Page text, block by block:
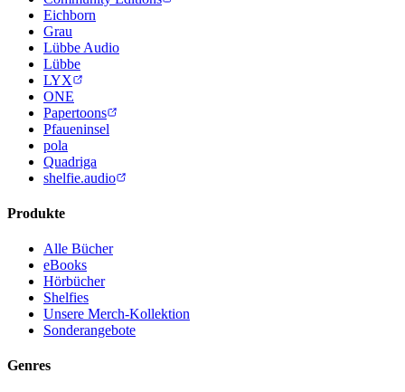
Eichborn
Grau
Lübbe Audio
Lübbe
LYX
ONE
Papertoons
Pfaueninsel
pola
Quadriga
shelfie.audio
Produkte
Alle Bücher
eBooks
Hörbücher
Shelfies
Unsere Merch-Kollektion
Sonderangebote
Genres